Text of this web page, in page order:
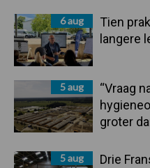
6 aug
Tien
langere
5 aug
“Vraag
groter
5 aug
Drie